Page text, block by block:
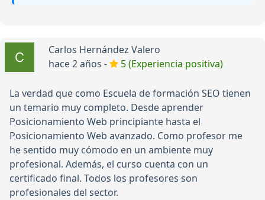
Carlos Hernández Valero
hace 2 años -
5 (Experiencia positiva)
La verdad que como Escuela de formación SEO tienen
un temario muy completo. Desde aprender
Posicionamiento Web principiante hasta el
Posicionamiento Web avanzado. Como profesor me
he sentido muy cómodo en un ambiente muy
profesional. Además, el curso cuenta con un
certificado final. Todos los profesores son
profesionales del sector.